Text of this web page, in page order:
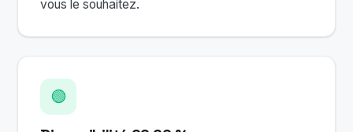
vous le souhaitez.
🟢